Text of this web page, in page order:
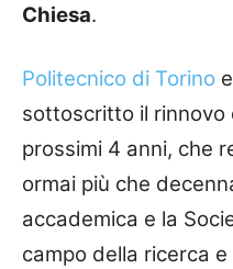
Chiesa.
Politecnico di Torino
sottoscritto il rinnovo
prossimi 4 anni, che
ormai più che
accademica e la
campo della ricerca